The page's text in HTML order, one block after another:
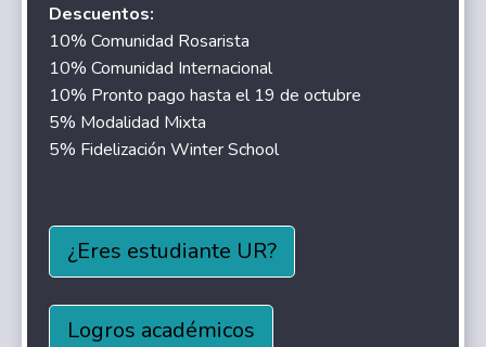
Descuentos:
10% Comunidad Rosarista
10% Comunidad Internacional
10% Pronto pago hasta el 19 de octubre
5% Modalidad Mixta
5% Fidelización Winter School
¿Eres estudiante UR?
Logros académicos